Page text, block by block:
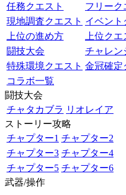
任務クエスト
フリーク
現地調査クエスト イベント
上位の進め方
上位ク
闘技大会
チャレン
特殊環境クエスト 金冠確定
コラボ一覧
闘技大会
チャタカブラ リオレイア
ストーリー攻略
チャプター1 チャプター2
チャプター3 チャプター4
チャプター5 チャプター6
武器/操作